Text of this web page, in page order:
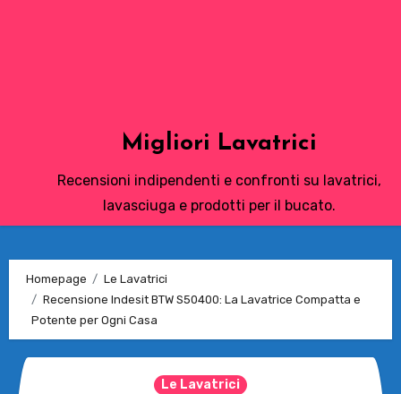
Migliori Lavatrici
Recensioni indipendenti e confronti su lavatrici,
lavasciuga e prodotti per il bucato.
Homepage
Le Lavatrici
Recensione Indesit BTW S50400: La Lavatrice Compatta e
Potente per Ogni Casa
Le Lavatrici